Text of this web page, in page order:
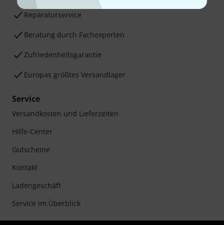
Reparaturservice
Beratung durch Fachexperten
Zufriedenheitsgarantie
Europas größtes Versandlager
Service
Versandkosten und Lieferzeiten
Hilfe-Center
Gutscheine
Kontakt
Ladengeschäft
Service im Überblick